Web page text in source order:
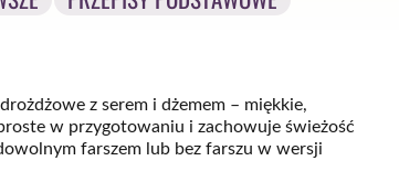
z serem i dżemem – miękkie,
w przygotowaniu i zachowuje świeżość
farszem lub bez farszu w wersji